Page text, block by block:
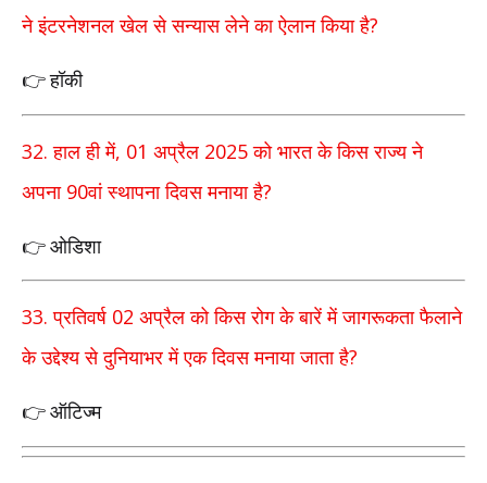
ने इंटरनेशनल खेल से सन्यास लेने का ऐलान किया है?
👉 हॉकी
32.हाल ही में, 01 अप्रैल 2025 को भारत के किस राज्य ने
अपना 90वां स्थापना दिवस मनाया है?
👉 ओडिशा
33.प्रतिवर्ष 02 अप्रैल को किस रोग के बारें में जागरूकता फैलाने
के उद्देश्य से दुनियाभर में एक दिवस मनाया जाता है?
👉 ऑटिज्म